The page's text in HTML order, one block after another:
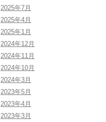
2025年7月
2025年4月
2025年1月
2024年12月
2024年11月
2024年10月
2024年3月
2023年5月
2023年4月
2023年3月